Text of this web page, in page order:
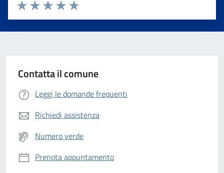
Valuta 5 stelle su 5
Valuta 4 stelle su 5
Valuta 3 stelle su 5
Valuta 2 stelle su 5
Valuta 1 stelle su 5
Contatta il comune
Leggi le domande frequenti
Richiedi assistenza
Numero verde
Prenota appuntamento